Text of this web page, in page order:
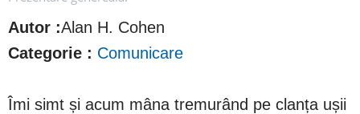
Autor :Alan H. Cohen
Categorie : Comunicare
Îmi simt și acum mâna tremurând pe clanța ușii